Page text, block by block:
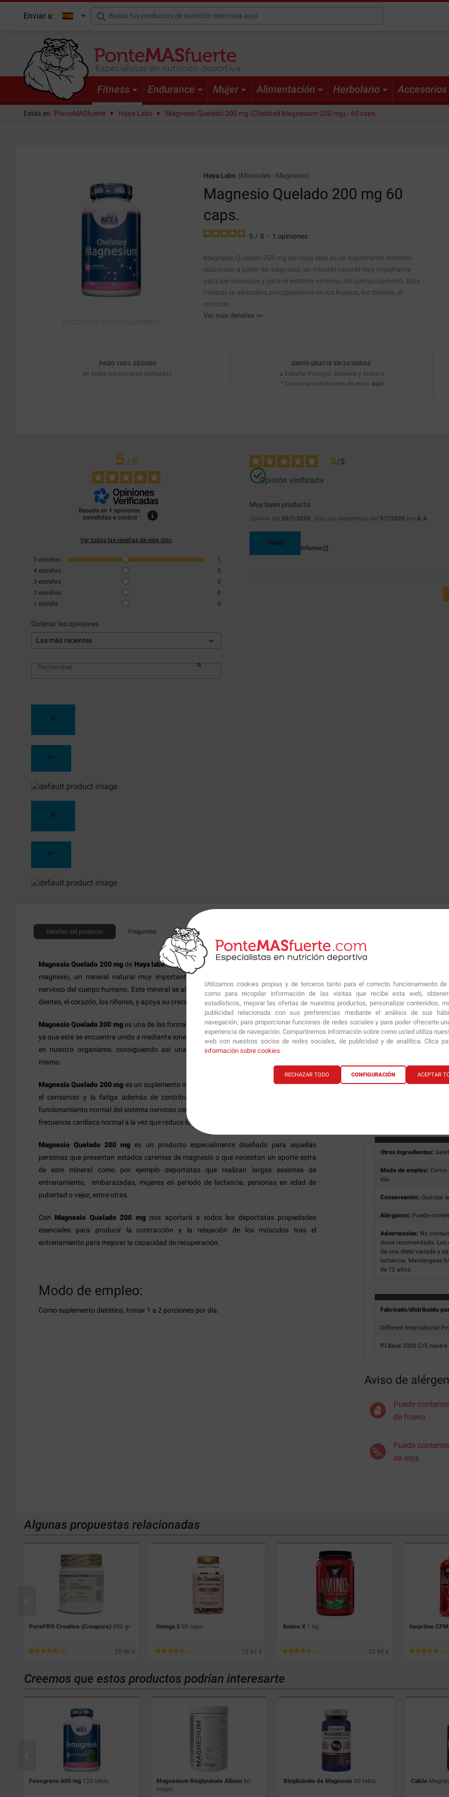
Utilizamos cookies propias y de terceros tanto para el correcto funcionamiento
como para recopilar información de las visitas que recibe esta web,
estadísticos, mejorar las ofertas de nuestros productos, personalizar contenidos,
publicidad relacionada con sus preferencias mediante el análisis de sus
navegación, para proporcionar funciones de redes sociales y para poder ofrecerte
experiencia de navegación. Compartiremos información sobre como usted utiliza
web con nuestros socios de redes sociales, de publicidad y de analítica. Clica
información sobre cookies.
ACEPTAR
RECHAZAR TODO CONFIGURACIÓN
Enviar a:
Especialistas en nutrición deportiva
Fitness Endurance Mujer Alimentación Herbolario Accesorios
Estás en: PonteMASfuerte Haya Labs Magnesio Quelado 200 mg (Chelated Magnesium 200 mg) - 60 caps.
Haya Labs (Minerales - Magnesio)
Magnesio Quelado 200 mg 60
caps.
5 / 5 - 1 opiniones
Magnesio Quelado 200 mg de Haya labs es un suplemento dietético
elaborado a partir de magnesio, un mineral natural muy importante
para los músculos y para el sistema nervioso del cuerpo humano. Este
mineral se almacena principalmente en los huesos, los dientes, el
corazón, ...
Ver más detalles >>
PAGO 100% SEGURO
en todas tus compras realizadas
ENVÍO GRATIS EN 24 HORAS
a España, Portugal, Baleares y Andorra
* Consultar condiciones de envío aquí
5/5
Basado en 1 opiniones
sometidas a control
Ver todas las reseñas de este sitio
5 estrellas
1
4 estrellas
0
3 estrellas
0
2 estrellas
0
1 estrella 0
Ordenar las opiniones
5/5
Opinión verificada
Muy buen producto
Opinión del 26/7/2020 , tras una experiencia del 9/7/2020 por A.A.
Útil(0)
Informe
Detalles del producto Preguntas +Info
Magnesio Quelado 200 mgde Haya labses un suplemento dietético elaborado a partir de
magnesio, un mineral natural muy importante para los músculos y para el sistema
nervioso del cuerpo humano. Este mineral se almacena principalmente en los huesos, los
dientes, el corazón, los riñones, y apoya su crecimiento normal.
Magnesio Quelado 200 mges una de las formas orgánicas más asimilables de magnesio,
ya que este se encuentra unido a mediante iones a aminoácidos que facilitan la absorción
en nuestro organismo, consiguiendo así una mayor utilización y metabolización del
mismo.
Magnesio Quelado 200 mg es un suplemento muy recomendado para ayudar a disminuir
el cansancio y la fatiga además de contribuir al correcto equilibro electrolítico y al
funcionamiento normal del sistema nervioso central y de los músculos. También, apoya la
frecuencia cardíaca normal a la vez que reduce los espasmos musculares.
Magnesio Quelado 200 mg es un producto especialmente diseñado para aquellas
personas que presentan estados carentes de magnesio o que necesitan un aporte extra
de este mineral como por ejemplo deportistas que realizan largas sesiones de
entrenamiento, embarazadas, mujeres en periodo de lactancia, personas en edad de
pubertad o vejez, entre otras.
Con Magnesio Quelado 200 mgnos aportará a todos los deportistas propiedades
esenciales para producir la contracción y la relajación de los músculos tras el
entrenamiento para mejorar la capacidad de recuperación.
Modo de empleo:
Como suplemento dietético, tomar 1 a 2 porciones por día.
Información técnica
Magnesium 200
Dosis
Servicios por envase
Otros ingredientes:
Modo de empleo: Como
día.
Conservación: Guardar
Alérgenos: Puede
Advertencias: No
dosis recomendada.
de una dieta variada y
lactancia. Mantengase
de 12 años.
Fabricado/distribuido
Different International
P.l.Base 2000 C/5 nave
Aviso de
Puede
de huevo
Puede
de soja
Algunas propuestas relacionadas
PurePRO Creatine (Creapure) 500 gr
(90) 29.90
Omega 3 90 caps.
(3) 12.65
Amino X 1 kg
(18) 32.90
Isoprime
Creemos que estos productos podrían interesarte
Fenogreco 600 mg 120 tabls. Magnesium Bisglycinate Albion 60
vcaps.
Bisglicinato de Magnesio 60 tabls. Calcio